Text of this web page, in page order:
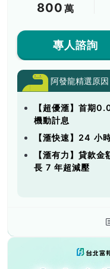
800 萬
專人諮詢
阿發龍精選原因
【超優滙】首期
機動計息
【滙快速】24 小
【滙有力】貸款
長 7 年超減壓